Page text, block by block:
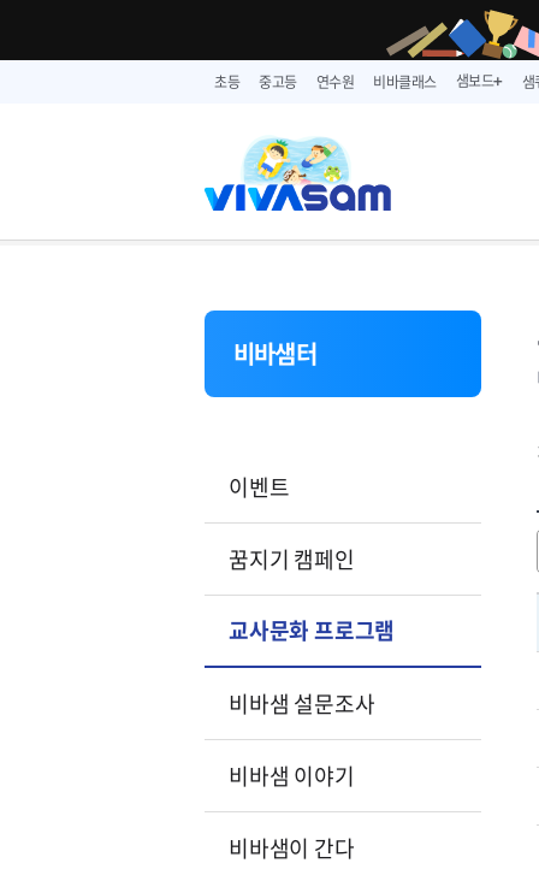
초등 중고등 연수원 비바클래스 샘보드➕
비바샘터
이벤트
꿈지기 캠페인
교사문화 프로그램
비바샘 설문조사
비바샘 이야기
비바샘이 간다